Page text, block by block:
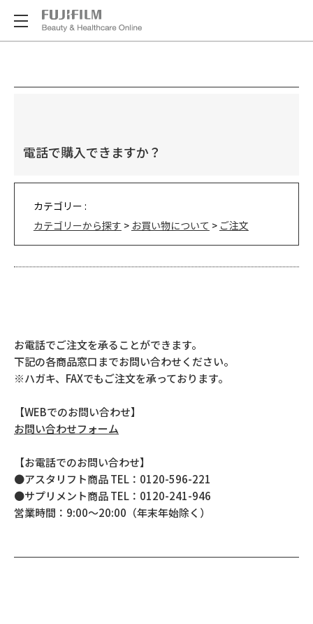
電話で購入できますか？
カテゴリー :
カテゴリーから探す > お買い物について > ご注文
お電話でご注文を承ることができます。
下記の各商品窓口までお問い合わせください。
※ハガキ、FAXでもご注文を承っております。
【WEBでのお問い合わせ】
お問い合わせフォーム
【お電話でのお問い合わせ】
●アスタリフト商品 TEL：0120-596-221
●サプリメント商品 TEL：0120-241-946
営業時間：9:00～20:00（年末年始除く）